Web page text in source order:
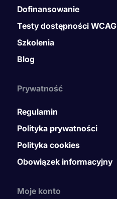
Dofinansowanie
Testy dostępności WCAG
Szkolenia
Blog
Prywatność
Regulamin
Polityka prywatności
Polityka cookies
Obowiązek informacyjny
Moje konto